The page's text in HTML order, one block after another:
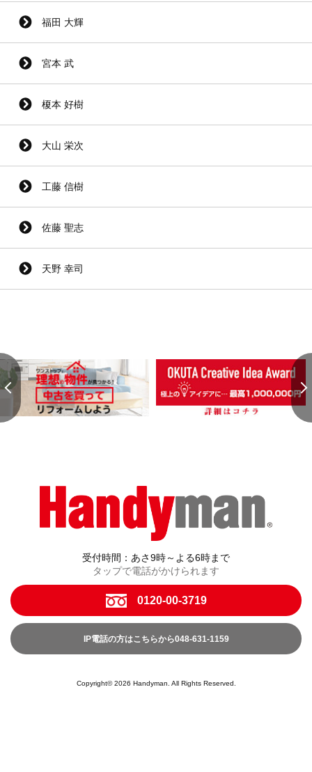
福田 大輝
宮本 武
榎本 好樹
大山 栄次
工藤 信樹
佐藤 聖志
天野 幸司
受付時間：あさ9時～よる6時まで
タップで電話がかけられます
0120-00-3719
IP電話の方はこちらから048-631-1159
Copyright© 2026 Handyman. All Rights Reserved.